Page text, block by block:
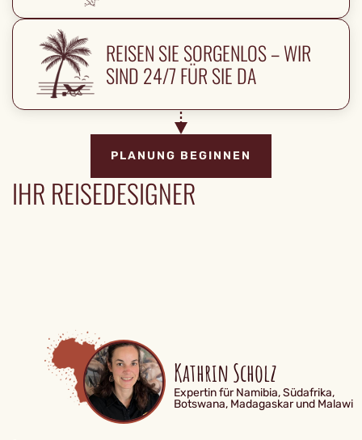
REISEN SIE SORGENLOS – WIR
SIND 24/7 FÜR SIE DA
PLANUNG BEGINNEN
IHR REISEDESIGNER
Kathrin Scholz
Expertin für Namibia, Südafrika,
Botswana, Madagaskar und Malawi